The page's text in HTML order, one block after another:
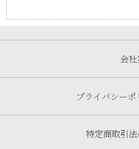
会
プライバシー
特定商取引